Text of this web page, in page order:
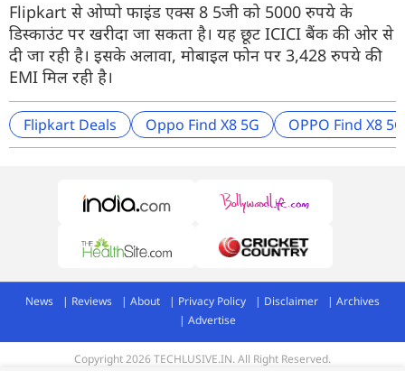
Flipkart से ओप्पो फाइंड एक्स 8 5जी को 5000 रुपये के
डिस्काउंट पर खरीदा जा सकता है। यह छूट ICICI बैंक की ओर से
दी जा रही है। इसके अलावा, मोबाइल फोन पर 3,428 रुपये की
EMI मिल रही है।
Flipkart Deals Oppo Find X8 5G OPPO Find X8
News Reviews About Privacy Policy Disclaimer
Archives
Advertise
Copyright 2026 TECHLUSIVE.IN. All Right Reserved.